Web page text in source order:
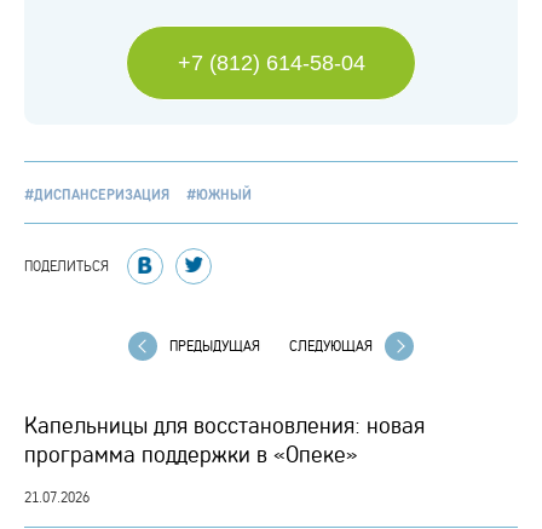
+7 (812) 614-58-04
#ДИСПАНСЕРИЗАЦИЯ #ЮЖНЫЙ
ПОДЕЛИТЬСЯ
ПРЕДЫДУЩАЯ СЛЕДУЮЩАЯ
Капельницы для восстановления: новая
программа поддержки в «Опеке»
21.07.2026